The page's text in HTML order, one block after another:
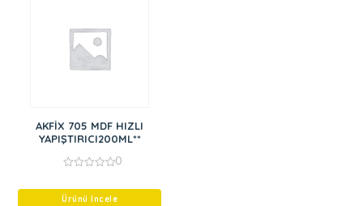
AKFİX 705 MDF HIZLI
YAPIŞTIRICI200ML**
of
0
Ürünü İncele